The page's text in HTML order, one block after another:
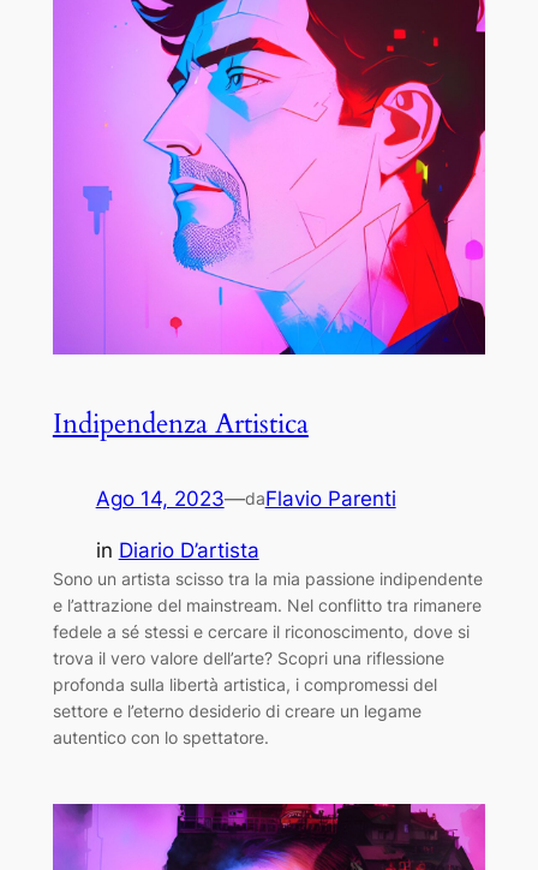
Indipendenza Artistica
Ago 14, 2023—daFlavio Parenti
in Diario D’artista
Sono un artista scisso tra la mia passione indipendente
e l’attrazione del mainstream. Nel conflitto tra rimanere
fedele a sé stessi e cercare il riconoscimento, dove si
trova il vero valore dell’arte? Scopri una riflessione
profonda sulla libertà artistica, i compromessi del
settore e l’eterno desiderio di creare un legame
autentico con lo spettatore.